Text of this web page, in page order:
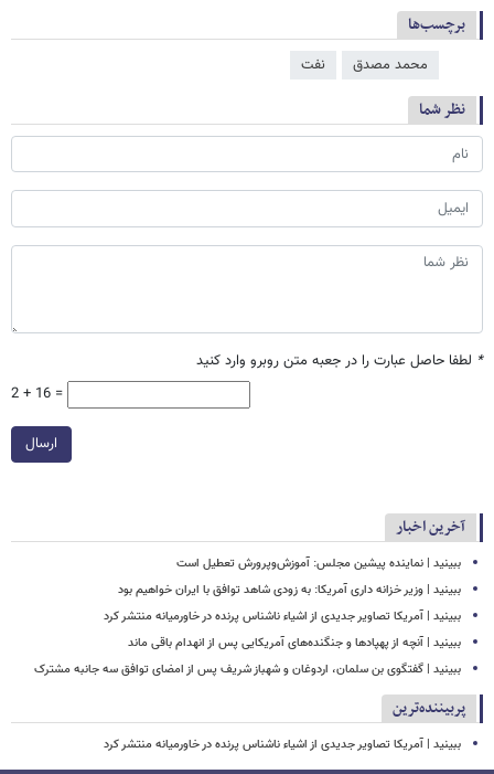
برچسب‌ها
محمد مصدق نفت
نظر شما
* لطفا حاصل عبارت را در جعبه متن روبرو وارد کنید
2 + 16 =
ارسال
آخرین اخبار
ببینید | نماینده پیشین مجلس: آموزش‌وپرورش تعطیل است
ببینید | وزیر خزانه داری آمریکا: به زودی شاهد توافق با ایران خواهیم بود
ببینید | آمریکا تصاویر جدیدی از اشیاء ناشناس پرنده در خاورمیانه منتشر کرد
ببینید | آنچه از پهپادها و جنگنده‌های آمریکایی پس از انهدام باقی ماند
ببینید | گفتگوی بن سلمان، اردوغان و شهباز شریف پس از امضای توافق سه جانبه مشترک
پربیننده‌ترین
ببینید | آمریکا تصاویر جدیدی از اشیاء ناشناس پرنده در خاورمیانه منتشر کرد